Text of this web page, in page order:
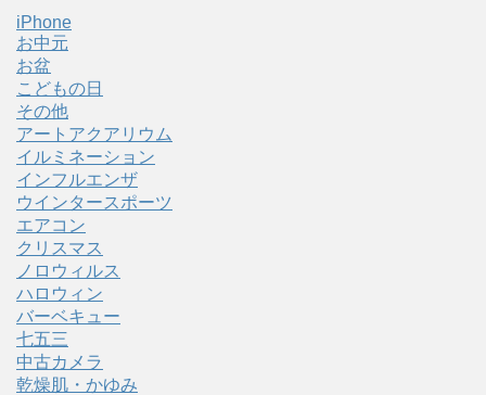
iPhone
お中元
お盆
こどもの日
その他
アートアクアリウム
イルミネーション
インフルエンザ
ウインタースポーツ
エアコン
クリスマス
ノロウィルス
ハロウィン
バーベキュー
七五三
中古カメラ
乾燥肌・かゆみ